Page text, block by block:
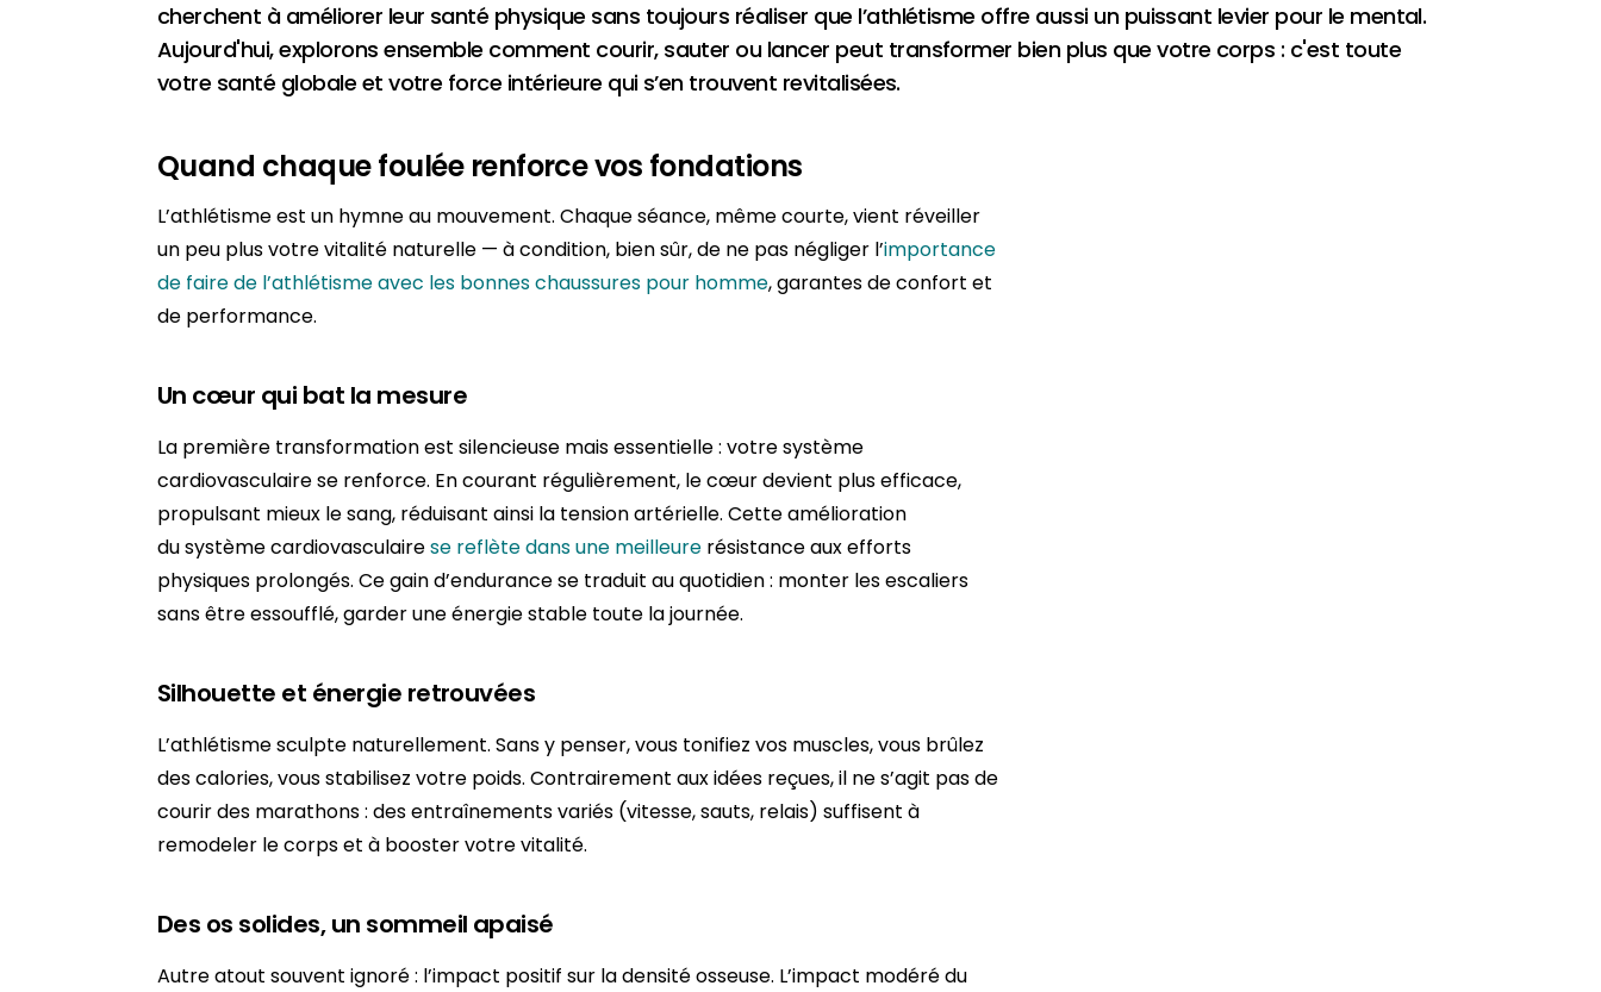
cherchent à améliorer leur santé physique sans toujours réaliser que l’athlétisme offre aussi un puissant levier pour le mental.
Aujourd'hui, explorons ensemble comment courir, sauter ou lancer peut transformer bien plus que votre corps : c'est toute
votre santé globale et votre force intérieure qui s’en trouvent revitalisées.
Quand chaque foulée renforce vos fondations
L’athlétisme est un hymne au mouvement. Chaque séance, même courte, vient réveiller
un peu plus votre vitalité naturelle — à condition, bien sûr, de ne pas négliger l’importance
de faire de l’athlétisme avec les bonnes chaussures pour homme, garantes de confort et
de performance.
Un cœur qui bat la mesure
La première transformation est silencieuse mais essentielle : votre système
cardiovasculaire se renforce. En courant régulièrement, le cœur devient plus efficace,
propulsant mieux le sang, réduisant ainsi la tension artérielle. Cette amélioration
du système cardiovasculairese reflète dans une meilleure résistance aux efforts
physiques prolongés. Ce gain d’endurance se traduit au quotidien : monter les escaliers
sans être essoufflé, garder une énergie stable toute la journée.
Silhouette et énergie retrouvées
L’athlétisme sculpte naturellement. Sans y penser, vous tonifiez vos muscles, vous brûlez
des calories, vous stabilisez votre poids. Contrairement aux idées reçues, il ne s’agit pas de
courir des marathons : des entraînements variés (vitesse, sauts, relais) suffisent à
remodeler le corps et à booster votre vitalité.
Des os solides, un sommeil apaisé
Autre atout souvent ignoré : l’impact positif sur la densité osseuse. L’impact modéré du